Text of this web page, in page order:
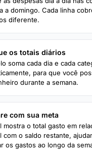
a domingo. Cada linha
diferente.
os totais diários
soma cada dia e cada
para que você
durante a semana.
com sua meta
mostra o total gasto em
com o saldo restante,
os gastos ao longo da